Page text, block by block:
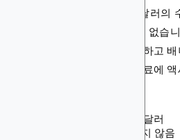
Thimble은 적격 리드당 30달러의
에 벌 수 있는 금액에 제한이 없습
여정 동안 추천 성과를 추적하고
포함한 추가 마케팅 지원 자료에
수수료: 적격 리드당 30달러
쿠키 지속 기간: 명시되지 않음